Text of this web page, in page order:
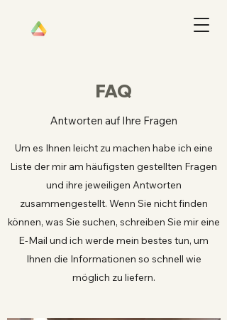
FAQ
Antworten auf Ihre Fragen
Um es Ihnen leicht zu machen habe ich eine
Liste der mir am häufigsten gestellten Fragen
und ihre jeweiligen Antworten
zusammengestellt. Wenn Sie nicht finden
können, was Sie suchen, schreiben Sie mir eine
E-Mail und ich werde mein bestes tun, um
Ihnen die Informationen so schnell wie
möglich zu liefern.